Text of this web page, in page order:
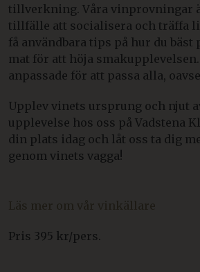
tillverkning. Våra vinprovningar
tillfälle att socialisera och träffa
få användbara tips på hur du bäst
mat för att höja
anpassade för att passa alla,
Upplev vinets ursprung och njut
upplevelse hos oss på Vadstena
din plats idag och låt oss ta dig
genom vinets vagga!
Läs mer om vår vinkällare
Pris 395 kr/pers.